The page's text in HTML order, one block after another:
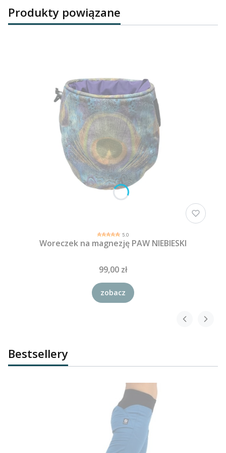
Produkty powiązane
5.0
Woreczek na magnezję PAW NIEBIESKI
99,00 zł
zobacz
Bestsellery